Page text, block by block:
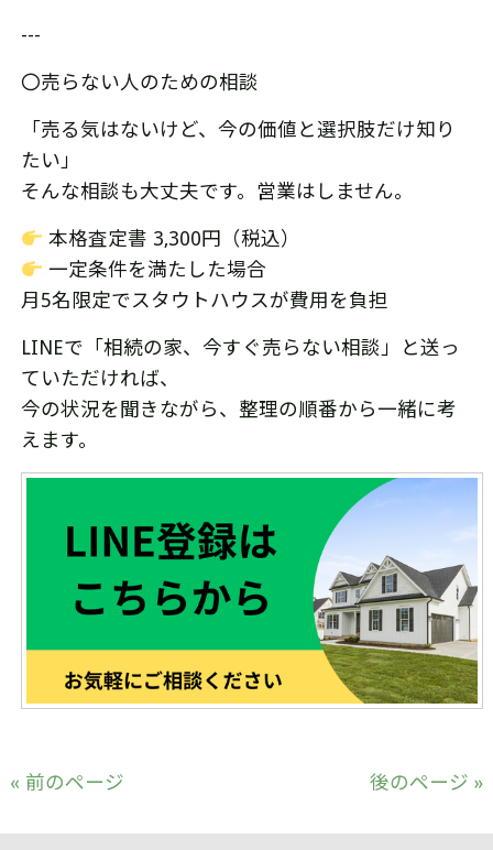
---
〇売らない人のための相談
「売る気はないけど、今の価値と選択肢だけ知り
たい」
そんな相談も大丈夫です。営業はしません。
本格査定書 3,300円（税込）
一定条件を満たした場合
月5名限定でスタウトハウスが費用を負担
LINEで「相続の家、今すぐ売らない相談」と送っ
ていただければ、
今の状況を聞きながら、整理の順番から一緒に考
えます。
« 前のページ 後のページ »